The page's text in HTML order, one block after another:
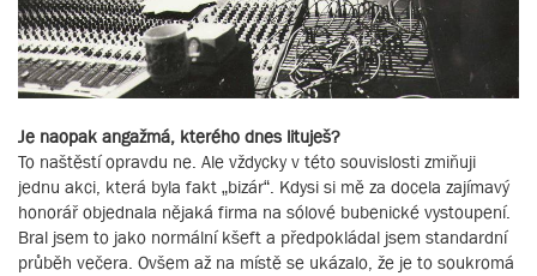
Je naopak angažmá, kterého dnes lituješ?
To naštěstí opravdu ne. Ale vždycky v této souvislosti zmiňuji
jednu akci, která byla fakt „bizár“. Kdysi si mě za docela zajímavý
honorář objednala nějaká firma na sólové bubenické vystoupení.
Bral jsem to jako normální kšeft a předpokládal jsem standardní
průběh večera. Ovšem až na místě se ukázalo, že je to soukromá